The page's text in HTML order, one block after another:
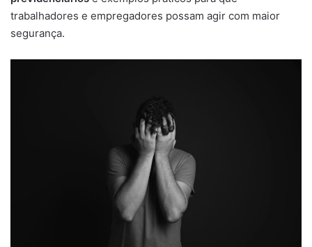
trabalhadores e empregadores possam agir com maior
segurança.